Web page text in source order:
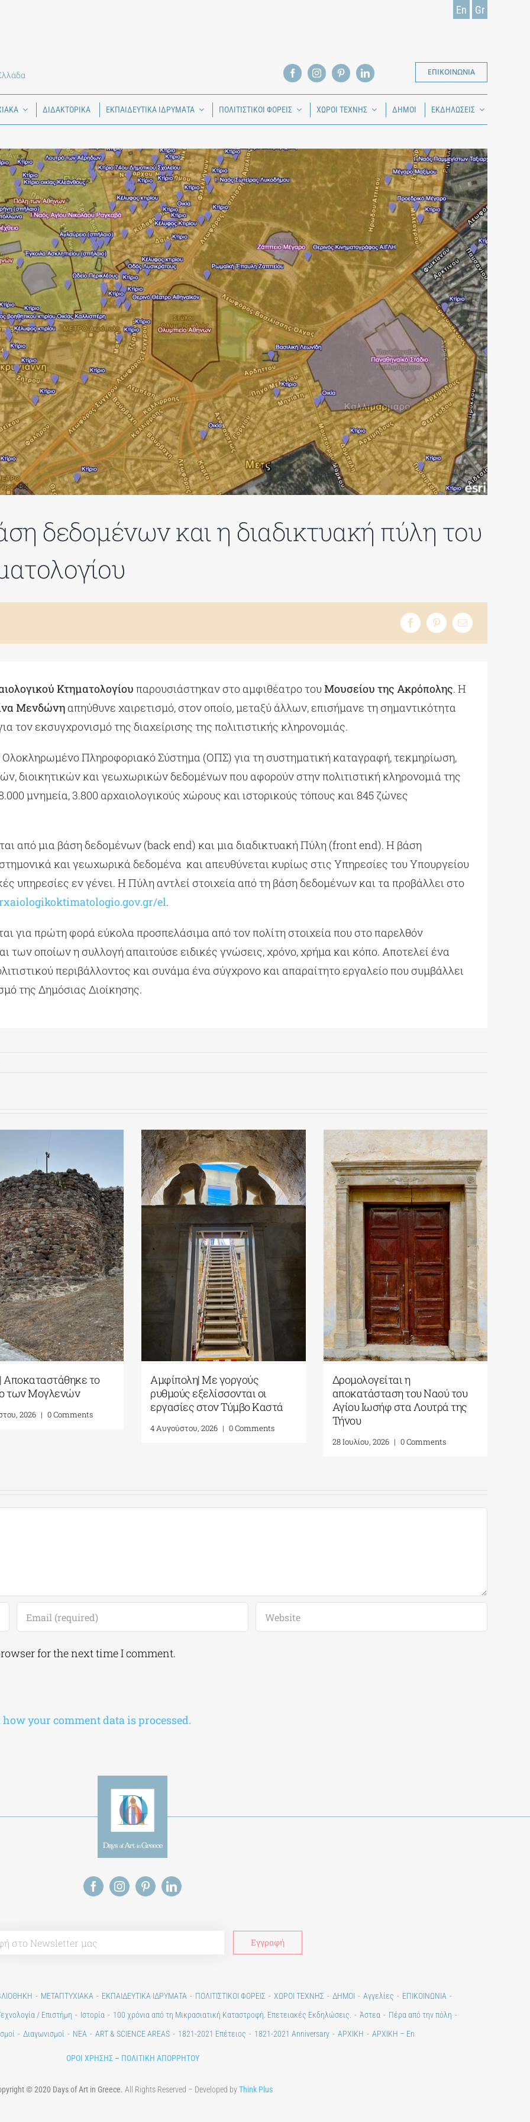
En Gr
ΕΠΙΚΟΙΝΩΝΙΑ
ΔΙΔΑΚΤΟΡΙΚΑ ΕΚΠΑΙΔΕΥΤΙΚΑ ΙΔΡΥΜΑΤΑ ΠΟΛΙΤΙΣΤΙΚΟΙ ΦΟΡΕΙΣ ΧΩΡΟΙ ΤΕΧΝΗΣ ΔΗΜΟΙ ΕΚΔΗΛΩΣΕΙΣ
δεδομένων και η διαδικτυακή πύλη του
Κτηματολογίου παρουσιάστηκαν στο αμφιθέατρο τουΜουσείου της Ακρόπολης. Η
Μενδώνη απηύθυνε χαιρετισμό, στον οποίο, μεταξύ άλλων, επισήμανε τη σημαντικότητα
εκσυγχρονισμό της διαχείρισης της πολιτιστικής κληρονομιάς.
Ολοκληρωμένο Πληροφοριακό Σύστημα (ΟΠΣ) για τη συστηματική καταγραφή, τεκμηρίωση,
διοικητικών και γεωχωρικών δεδομένων που αφορούν στην πολιτιστική κληρονομιά της
μνημεία, 3.800 αρχαιολογικούς χώρους και ιστορικούς τόπους και 845 ζώνες
από μια βάση δεδομένων (back end) και μια διαδικτυακή Πύλη (front end). Η βάση
και γεωχωρικά δεδομένα και απευθύνεται κυρίως στις Υπηρεσίες του Υπουργείου
υπηρεσίες εν γένει. Η Πύλη αντλεί στοιχεία από τη βάση δεδομένων και τα προβάλλει στο
el.
για πρώτη φορά εύκολα προσπελάσιμα από τον πολίτη στοιχεία που στο παρελθόν
των οποίων η συλλογή απαιτούσε ειδικές γνώσεις, χρόνο, χρήμα και κόπο. Αποτελεί ένα
περιβάλλοντος και συνάμα ένα σύγχρονο και απαραίτητο εργαλείο που συμβάλλει
της Δημόσιας Διοίκησης.
Πανσέληνος
Η Σελήνη από τους
της Ελλάδας
Πέλλα| Αποκαταστάθηκε το
Κάστρο των Μογλενών
4 Αυγούστου, 2026 | 0 Comments
Αμφίπολη| Με γοργούς
ρυθμούς εξελίσσονται οι
εργασίες στον Τύμβο Καστά
4 Αυγούστου, 2026
for the next time I comment.
your comment data is processed.
ΜΕΤΑΠΤΥΧΙΑΚΑ ΕΚΠΑΙΔΕΥΤΙΚΑ ΙΔΡΥΜΑΤΑ ΠΟΛΙΤΙΣΤΙΚΟΙ ΦΟΡΕΙΣ ΧΩΡΟΙ ΤΕΧΝΗΣ ΔΗΜΟΙ Αγγελίες
ΕΠΙΚΟΙΝΩΝΙΑ
/ Επιστήμη Ιστορία 100 χρόνια από τη Μικρασιατική Καταστροφή. Επετειακές Εκδηλώσεις. Άστεα
Πέρα από την πόλη
Διαγωνισμοί ΝΕΑ ART & SCIENCE AREAS 1821-2021 Επέτειος 1821-2021 Anniversary ΑΡΧΙΚΗ ΑΡΧΙΚΗ – En
ΟΡΟΙ ΧΡΗΣΗΣ– ΠΟΛΙΤΙΚΗ ΑΠΟΡΡΗΤΟΥ
© 2020 Days of Art in Greece. All Rights Reserved – Developed byThink Plus